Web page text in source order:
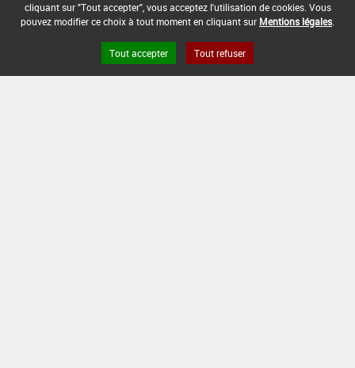
cliquant sur "Tout accepter", vous acceptez l'utilisation de cookies. Vous
pouvez modifier ce choix à tout moment en cliquant sur Mentions légales
Tout accepter Tout refuser